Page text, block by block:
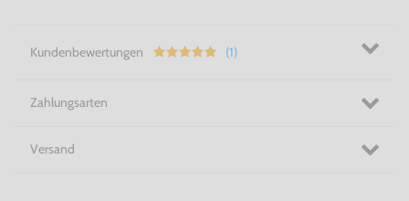
Kundenbewertungen (1)
Zahlungsarten
Versand